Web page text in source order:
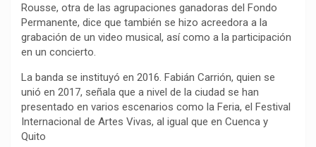
Rousse, otra de las agrupaciones ganadoras del Fondo
Permanente, dice que también se hizo acreedora a la
grabación de un video musical, así como a la participación
en un concierto.
La banda se instituyó en 2016. Fabián Carrión, quien se
unió en 2017, señala que a nivel de la ciudad se han
presentado en varios escenarios como la Feria, el Festival
Internacional de Artes Vivas, al igual que en Cuenca y
Quito